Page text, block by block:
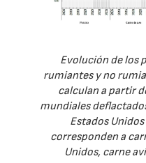
Evolución de los
rumiantes y no
calculan a partir
mundiales
Estados
corresponden a
Unidos, carne